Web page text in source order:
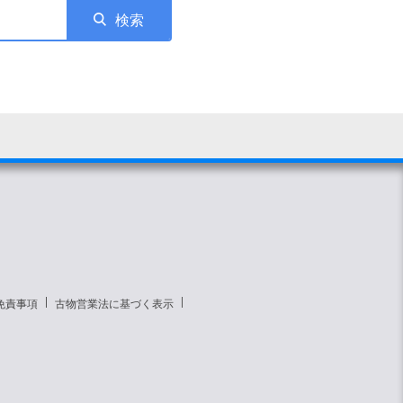
検索
責事項 古物営業法に基づく表示